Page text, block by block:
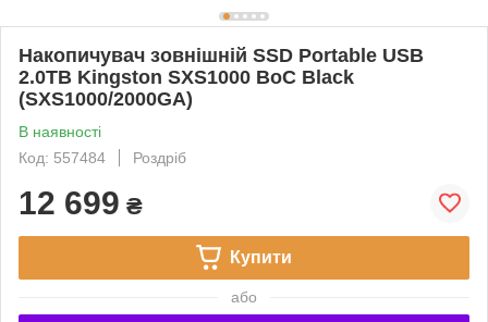
Накопичувач зовнішній SSD Portable USB
2.0ТB Kingston SXS1000 BoC Black
(SXS1000/2000GA)
В наявності
Код: 557484
Роздріб
12 699 ₴
Купити
або